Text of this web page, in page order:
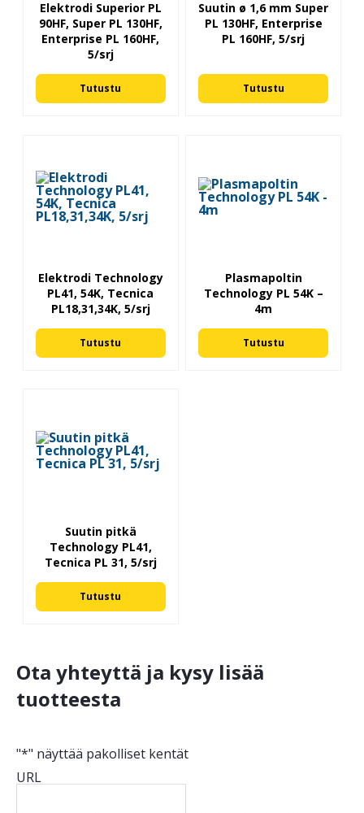
Elektrodi Superior PL
90HF, Super PL 130HF,
Enterprise PL 160HF,
5/srj
Tutustu
Suutin ø 1,6 mm Super
PL 130HF, Enterprise
PL 160HF, 5/srj
Tutustu
Elektrodi Technology
PL41, 54K, Tecnica
PL18,31,34K, 5/srj
Tutustu
Plasmapoltin
Technology PL 54K –
4m
Tutustu
Suutin pitkä
Technology PL41,
Tecnica PL 31, 5/srj
Tutustu
Ota yhteyttä ja kysy lisää
tuotteesta
"*" näyttää pakolliset kentät
URL